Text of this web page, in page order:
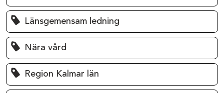
Länsgemensam ledning
Nära vård
Region Kalmar län